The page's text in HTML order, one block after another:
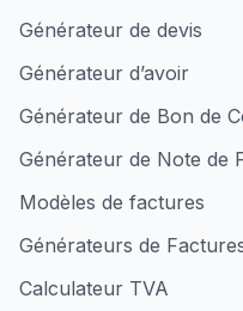
Générateur de devis
Générateur d’avoir
Générateur de Bon de
Générateur de Note de
Modèles de factures
Générateurs de
Calculateur TVA